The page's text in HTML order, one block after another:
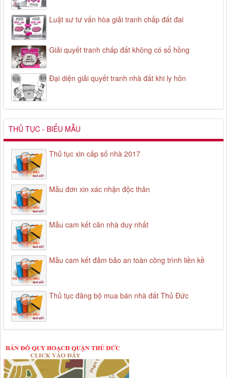
Luật sư tư vấn hòa giải tranh chấp đất đai
Giải quyết tranh chấp đất không có sổ hồng
Đại diện giải quyết tranh nhà đất khi ly hôn
THỦ TỤC - BIỂU MẪU
Thủ tục xin cấp số nhà 2017
Mẫu đơn xin xác nhận độc thân
Mẫu cam kết căn nhà duy nhất
Mẫu cam kết đảm bảo an toàn công trình liền kề
Thủ tục đăng bộ mua bán nhà đất Thủ Đức